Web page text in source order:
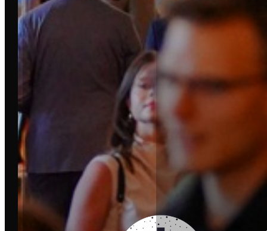
DRESDEN
DORTMUND
HAMBURG
MÜNCHEN
FRANKFURT
CHEMNITZ
MALLORCA
MAGDEBURG
OSNABRÜCK
MÜNSTER
ROSTOCK
BAD HOMBURG